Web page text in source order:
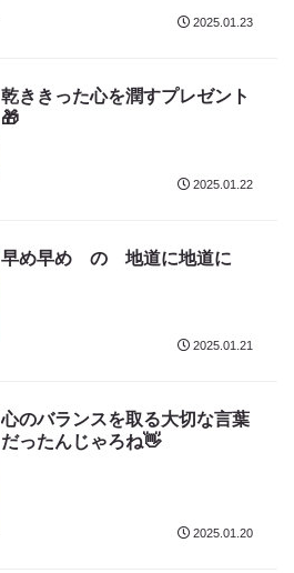
2025.01.23
乾ききった心を潤すプレゼント
🎁
2025.01.22
早め早め の 地道に地道に
2025.01.21
心のバランスを取る大切な言葉
だったんじゃろね👋
2025.01.20